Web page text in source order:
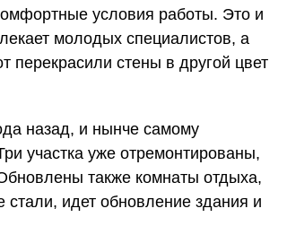
условия работы. Это и
молодых специалистов, а
перекрасили стены в другой цвет
назад, и нынче самому
участка уже отремонтированы,
также комнаты отдыха,
стали, идет обновление здания и